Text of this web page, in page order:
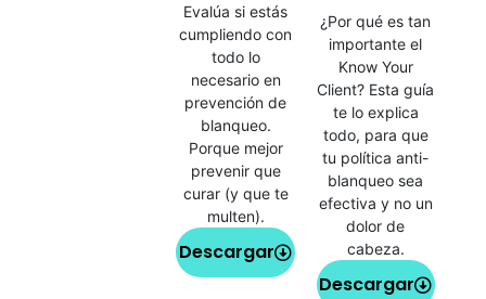
Evalúa si estás
cumpliendo con
todo lo
necesario en
prevención de
blanqueo.
Porque mejor
prevenir que
curar (y que te
multen).
Descargar
¿Por qué es tan
importante el
Know Your
Client? Esta guía
te lo explica
todo, para que
tu política anti-
blanqueo sea
efectiva y no un
dolor de
cabeza.
Descargar